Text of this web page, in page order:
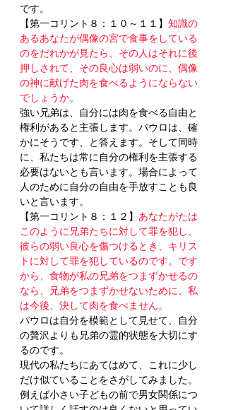
です。
【第一コリント８：１０～１１】 知識の
あるあなたが偶像の宮で食事をしている
のをだれかが見たら、その人はそれに後
押しされて、その良心は弱いのに、偶像
の神に献げた肉を食べるようにならない
でしょうか。
強い兄弟は、自分には肉を食べる自由と
権利があると主張します。パウロは、確
かにそうです、と答えます。そして同時
に、私たちは常に自分の権利を主張する
必要はないとも言います。場合によって
人のために自分の自由を手放すことも良
いと言います。
【第一コリント８：１２】 あなたがたは
このように兄弟たちに対して罪を犯し、
彼らの弱い良心を傷つけるとき、キリス
トに対して罪を犯しているのです。です
から、食物が私の兄弟をつまずかせるの
なら、兄弟をつまずかせないために、私
は今後、決して肉を食べません。
パウロは自分を模範として見せて、自分
の贅沢よりも兄弟の霊的状態を大切にす
るのです。
現代の私たちにあてはめて、これに少し
だけ似ていることをさがしてみました。
例えば小さい子どもの前で男女関係につ